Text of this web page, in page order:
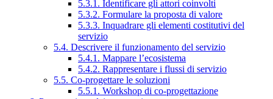
5.3.1. Identificare gli attori coinvolti
5.3.2. Formulare la proposta di valore
5.3.3. Inquadrare gli elementi costitutivi del
servizio
5.4. Descrivere il funzionamento del servizio
5.4.1. Mappare l’ecosistema
5.4.2. Rappresentare i flussi di servizio
5.5. Co-progettare le soluzioni
5.5.1. Workshop di co-progettazione